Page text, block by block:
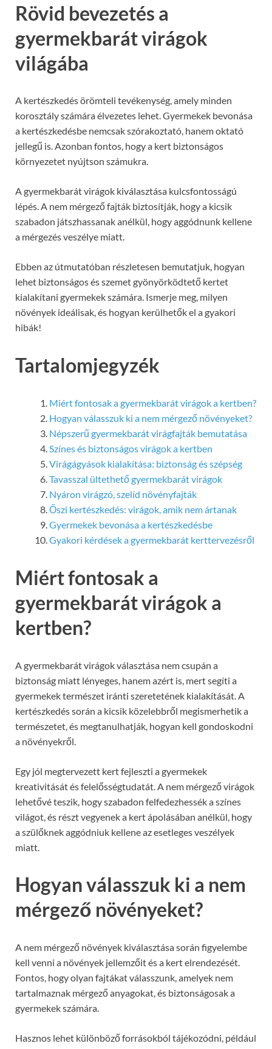
Rövid bevezetés a
gyermekbarát virágok
világába
A kertészkedés örömteli tevékenység, amely minden
korosztály számára élvezetes lehet. Gyermekek bevonása
a kertészkedésbe nemcsak szórakoztató, hanem oktató
jellegű is. Azonban fontos, hogy a kert biztonságos
környezetet nyújtson számukra.
A gyermekbarát virágok kiválasztása kulcsfontosságú
lépés. A nem mérgező fajták biztosítják, hogy a kicsik
szabadon játszhassanak anélkül, hogy aggódnunk kellene
a mérgezés veszélye miatt.
Ebben az útmutatóban részletesen bemutatjuk, hogyan
lehet biztonságos és szemet gyönyörködtető kertet
kialakítani gyermekek számára. Ismerje meg, milyen
növények ideálisak, és hogyan kerülhetők el a gyakori
hibák!
Tartalomjegyzék
Miért fontosak a gyermekbarát virágok a kertben?
Hogyan válasszuk ki a nem mérgező növényeket?
Népszerű gyermekbarát virágfajták bemutatása
Színes és biztonságos virágok a kertben
Virágágyások kialakítása: biztonság és szépség
Tavasszal ültethető gyermekbarát virágok
Nyáron virágzó, szelíd növényfajták
Őszi kertészkedés: virágok, amik nem ártanak
Gyermekek bevonása a kertészkedésbe
Gyakori kérdések a gyermekbarát kerttervezésről
Miért fontosak a
gyermekbarát virágok a
kertben?
A gyermekbarát virágok választása nem csupán a
biztonság miatt lényeges, hanem azért is, mert segíti a
gyermekek természet iránti szeretetének kialakítását. A
kertészkedés során a kicsik közelebbről megismerhetik a
természetet, és megtanulhatják, hogyan kell gondoskodni
a növényekről.
Egy jól megtervezett kert fejleszti a gyermekek
kreativitását és felelősségtudatát. A nem mérgező virágok
lehetővé teszik, hogy szabadon felfedezhessék a színes
világot, és részt vegyenek a kert ápolásában anélkül, hogy
a szülőknek aggódniuk kellene az esetleges veszélyek
miatt.
Hogyan válasszuk ki a nem
mérgező növényeket?
A nem mérgező növények kiválasztása során figyelembe
kell venni a növények jellemzőit és a kert elrendezését.
Fontos, hogy olyan fajtákat válasszunk, amelyek nem
tartalmaznak mérgező anyagokat, és biztonságosak a
gyermekek számára.
Hasznos lehet különböző forrásokból tájékozódni, például